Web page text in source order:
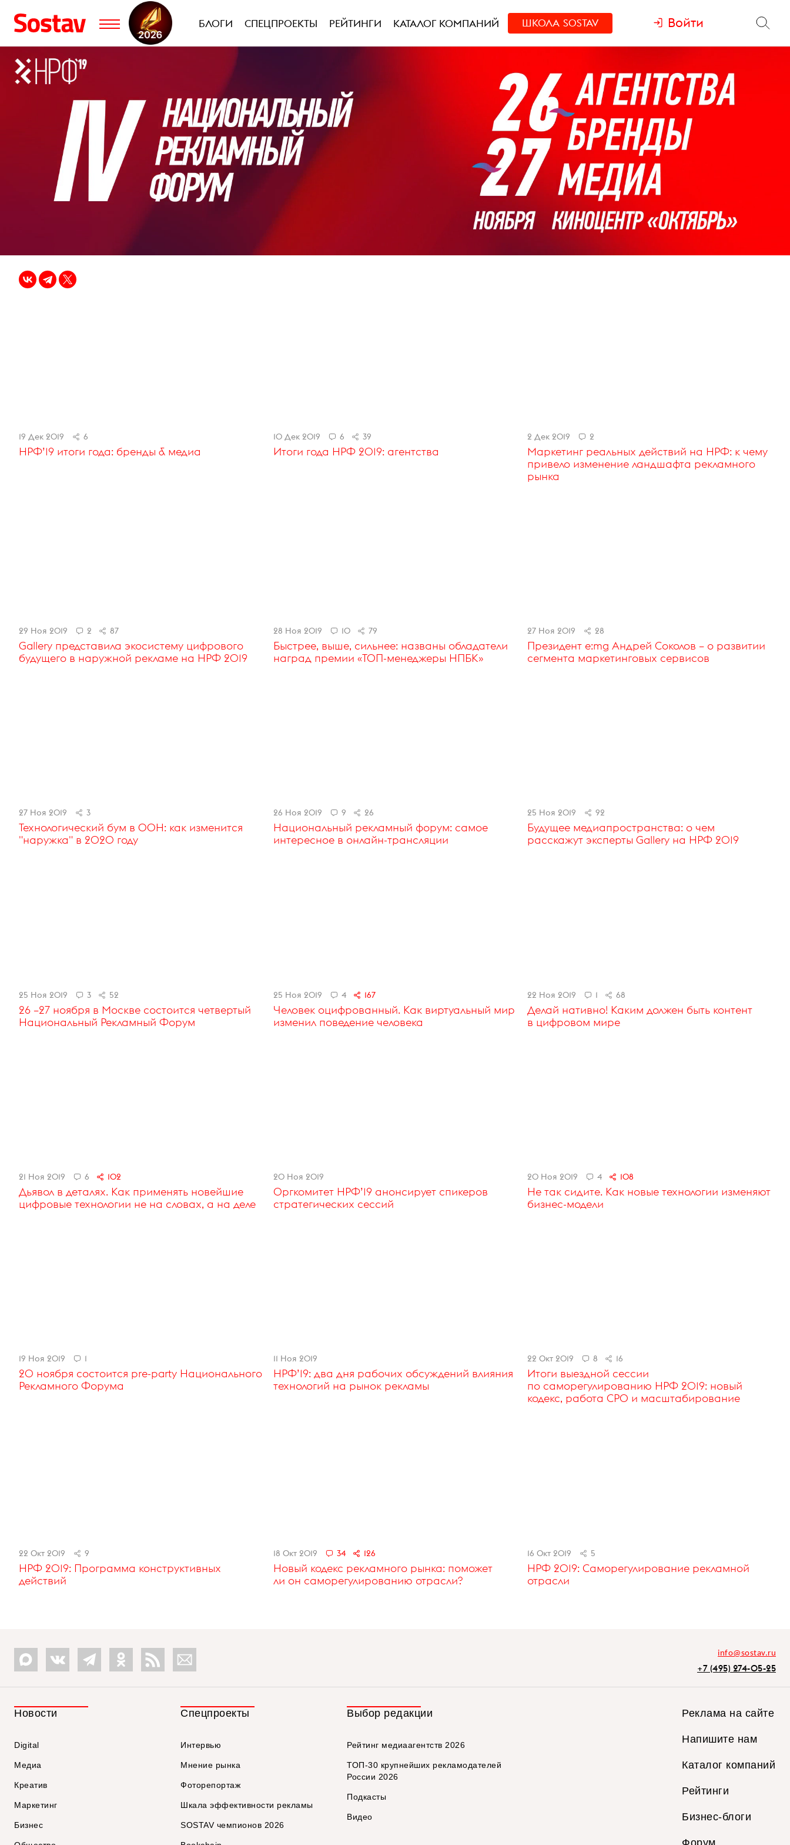
БЛОГИ СПЕЦПРОЕКТЫ РЕЙТИНГИ КАТАЛОГ КОМПАНИЙ ШКОЛА SOSTAV Войти
19 Дек 2019 6
НРФ’19 итоги года: бренды & медиа
10 Дек 2019 6 39
Итоги года НРФ 2019: агентства
2 Дек 2019 2
Маркетинг реальных действий на НРФ: к чему
привело изменение ландшафта рекламного
рынка
29 Ноя 2019 2 87
Gallery представила экосистему цифрового
будущего в наружной рекламе на НРФ 2019
28 Ноя 2019 10 79
Быстрее, выше, сильнее: названы обладатели
наград премии «ТОП-менеджеры НПБК»
27 Ноя 2019 28
Президент e:mg Андрей Соколов – о развитии
сегмента маркетинговых сервисов
27 Ноя 2019 3
Технологический бум в OOH: как изменится
"наружка" в 2020 году
26 Ноя 2019 9 26
Национальный рекламный форум: самое
интересное в онлайн-трансляции
25 Ноя 2019 92
Будущее медиапространства: о чем
расскажут эксперты Gallery на НРФ 2019
25 Ноя 2019 3 52
26 –27 ноября в Москве состоится четвертый
Национальный Рекламный Форум
25 Ноя 2019 4 167
Человек оцифрованный. Как виртуальный мир
изменил поведение человека
22 Ноя 2019 1 68
Делай нативно! Каким должен быть контент
в цифровом мире
21 Ноя 2019 6 102
Дьявол в деталях. Как применять новейшие
цифровые технологии не на словах, а на деле
20 Ноя 2019
Оргкомитет НРФ’19 анонсирует спикеров
стратегических сессий
20 Ноя 2019 4 108
Не так сидите. Как новые технологии изменяют
бизнес-модели
19 Ноя 2019 1
20 ноября состоится pre-party Национального
Рекламного Форума
11 Ноя 2019
НРФ’19: два дня рабочих обсуждений влияния
технологий на рынок рекламы
22 Окт 2019 8 16
Итоги выездной сессии
по саморегулированию НРФ 2019: новый
кодекс, работа СРО и масштабирование
22 Окт 2019 9
НРФ 2019: Программа конструктивных
действий
18 Окт 2019 34 126
Новый кодекс рекламного рынка: поможет
ли он саморегулированию отрасли?
16 Окт 2019 5
НРФ 2019: Саморегулирование рекламной
отрасли
info@sostav.ru
+7 (495) 274-05-25
Новости
Digital
Медиа
Креатив
Маркетинг
Бизнес
Спецпроекты
Интервью
Мнение рынка
Фоторепортаж
Шкала эффективности рекламы
SOSTAV чемпионов 2026
Выбор редакции
Рейтинг медиаагентств 2026
ТОП-30 крупнейших рекламодателей
России 2026
Подкасты
Видео
Реклама на сайте
Напишите нам
Каталог компаний
Рейтинги
Бизнес-блоги
Форум